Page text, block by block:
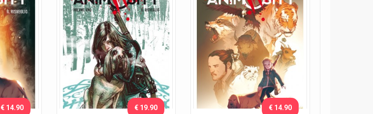
€ 14.90 € 19.90 € 14.90